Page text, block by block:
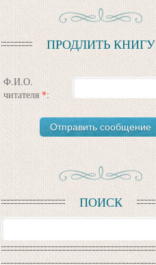
ПРОДЛИТЬ КНИГУ
Ф.И.О.
читателя *:
ПОИСК